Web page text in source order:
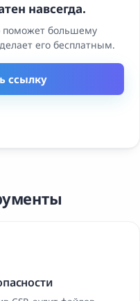
навсегда.
поможет большему
его бесплатным.
ссылку